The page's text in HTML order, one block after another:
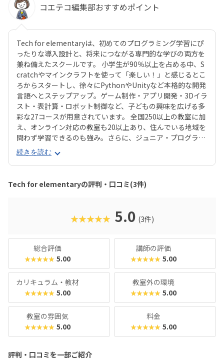
コエテコ編集部おすすめポイント
Tech for elementaryは、初めてのプログラミング学習にぴ
ったりな導入設計と、将来につながる専門的な学びの両方を
兼ね備えたスクールです。 小学生が90％以上を占める中、S
cratchやマインクラフトを使って「楽しい！」と感じるとこ
ろからスタートし、徐々にPythonやUnityなど本格的な開発
言語へとステップアップ。ゲーム制作・アプリ開発・3Dイラ
スト・表計算・ロボット制御など、子どもの興味を広げる多
彩な27コースが用意されています。 全国250以上の教室に加
え、オンライン対応の教室も20以上あり、住んでいる地域を
問わず学習できるのも強み。さらに、ジュニア・プログラミ
ング検定などで多数の合格者を輩出しており、子どもたち
の“自信”や“目標達成の経験”をサポートしてくれます。単な
る「習い事」にとどまらず、夢や進路を描く力が自然と育ま
れる学び場です。
続きを読む
Tech for elementaryの評判・口コミ(3件)
★★★★★ 5.0 (3件)
総合評価
★★★★★ 5.00
講師の評価
★★★★★ 5.00
カリキュラム・教材
★★★★★ 5.00
教室外の環境
★★★★★ 5.00
教室の雰囲気
★★★★★ 5.00
料金
★★★★★ 5.00
評判・口コミを一部ご紹介